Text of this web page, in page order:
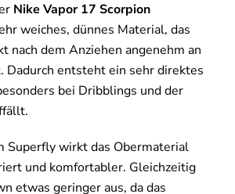
Nike Vapor 17 Scorpion
weiches, dünnes Material, das
nach dem Anziehen angenehm an
Dadurch entsteht ein sehr direktes
bei Dribblings und der
Superfly wirkt das Obermaterial
und komfortabler. Gleichzeitig
etwas geringer aus, da das